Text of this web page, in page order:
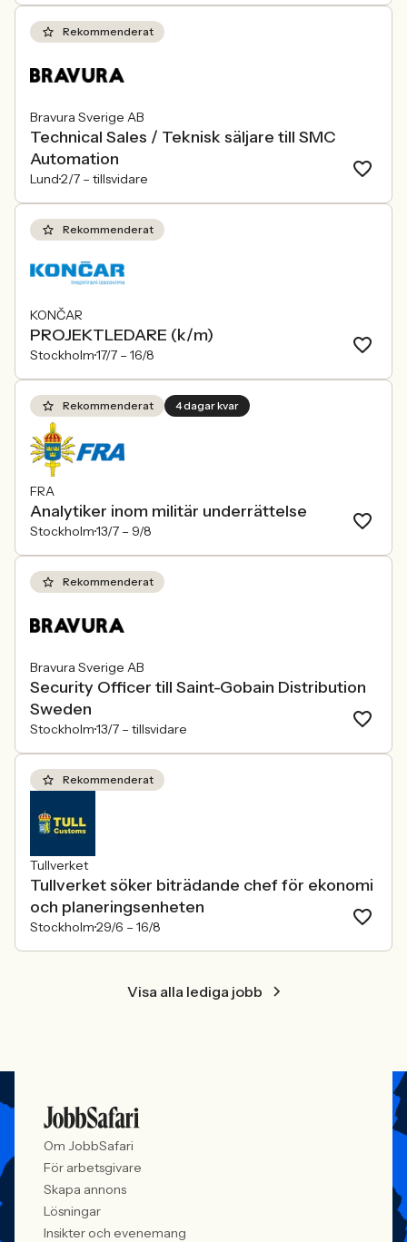
Rekommenderat
Bravura Sverige AB
Technical Sales / Teknisk säljare till SMC
Automation
Lund2/7 – tillsvidare
Rekommenderat
KONČAR
PROJEKTLEDARE (k/m)
Stockholm17/7 – 16/8
Rekommenderat 4 dagar kvar
FRA
Analytiker inom militär underrättelse
Stockholm13/7 – 9/8
Rekommenderat
Bravura Sverige AB
Security Officer till Saint-Gobain Distribution
Sweden
Stockholm13/7 – tillsvidare
Rekommenderat
Tullverket
Tullverket söker biträdande chef för ekonomi
och planeringsenheten
Stockholm29/6 – 16/8
Visa alla lediga jobb
Om JobbSafari
För arbetsgivare
Skapa annons
Lösningar
Insikter och evenemang